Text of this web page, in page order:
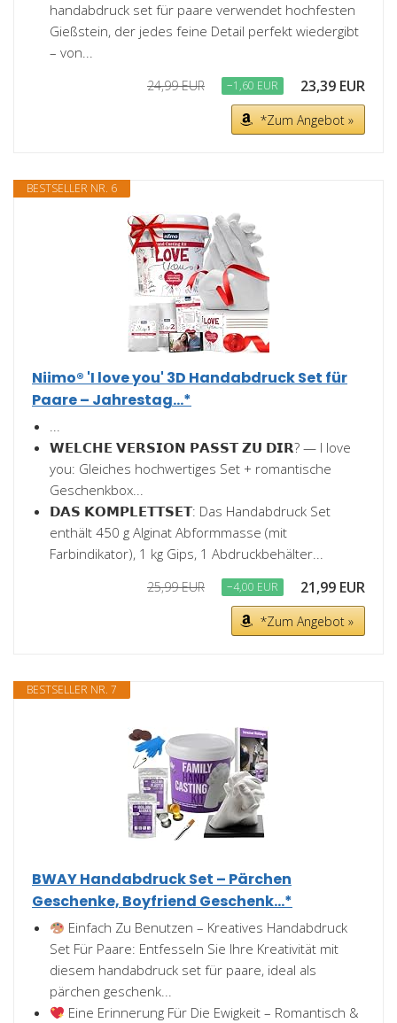
handabdruck set für paare verwendet hochfesten
Gießstein, der jedes feine Detail perfekt wiedergibt
– von...
24,99 EUR −1,60 EUR 23,39 EUR
*Zum Angebot »
BESTSELLER NR. 6
Niimo® 'I love you' 3D Handabdruck Set für
Paare – Jahrestag...*
...
𝗪𝗘𝗟𝗖𝗛𝗘 𝗩𝗘𝗥𝗦𝗜𝗢𝗡 𝗣𝗔𝗦𝗦𝗧 𝗭𝗨 𝗗𝗜𝗥? — I love
you: Gleiches hochwertiges Set + romantische
Geschenkbox...
𝗗𝗔𝗦 𝗞𝗢𝗠𝗣𝗟𝗘𝗧𝗧𝗦𝗘𝗧: Das Handabdruck Set
enthält 450 g Alginat Abformmasse (mit
Farbindikator), 1 kg Gips, 1 Abdruckbehälter...
25,99 EUR −4,00 EUR 21,99 EUR
*Zum Angebot »
BESTSELLER NR. 7
BWAY Handabdruck Set – Pärchen
Geschenke, Boyfriend Geschenk...*
Einfach Zu Benutzen – Kreatives Handabdruck
Set Für Paare: Entfesseln Sie Ihre Kreativität mit
diesem handabdruck set für paare, ideal als
pärchen geschenk...
Eine Erinnerung Für Die Ewigkeit – Romantisch &